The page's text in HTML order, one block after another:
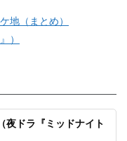
地（まとめ）
）
夜ドラ『ミッドナイト